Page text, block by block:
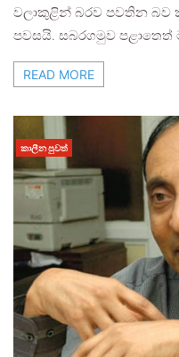
වලාකුළින් බරව පවතින බව
පවසයි. සබරගමුව පළාතෙත්
READ MORE
කාලීන පුවත්